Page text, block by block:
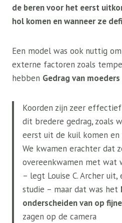
de beren voor het eerst
hol komen en wanneer ze
Een model was ook nuttig
externe factoren zoals
hebben Gedrag van moeders
Koorden zijn zeer
dit bredere gedrag, zoals
eerst uit de kuil komen
We kwamen erachter dat
overeenkwamen met wat
– legt Louise C. Archer
studie – maar dat was het
onderscheiden van op
zagen op de camera